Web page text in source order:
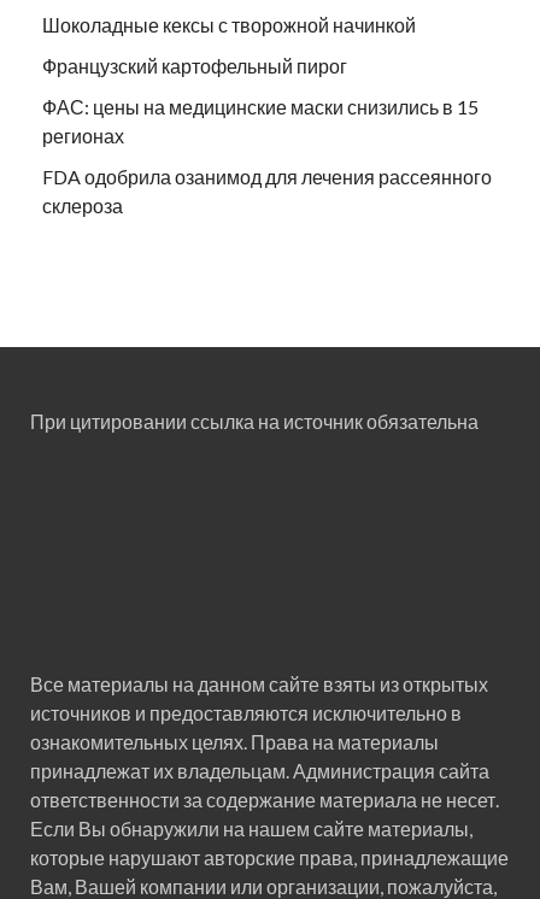
Шоколадные кексы с творожной начинкой
Французский картофельный пирог
ФАС: цены на медицинские маски снизились в 15
регионах
FDA одобрила озанимод для лечения рассеянного
склероза
При цитировании ссылка на источник обязательна
Все материалы на данном сайте взяты из открытых
источников и предоставляются исключительно в
ознакомительных целях. Права на материалы
принадлежат их владельцам. Администрация сайта
ответственности за содержание материала не несет.
Если Вы обнаружили на нашем сайте материалы,
которые нарушают авторские права, принадлежащие
Вам, Вашей компании или организации, пожалуйста,